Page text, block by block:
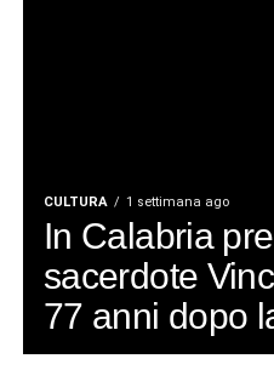
CULTURA 1 settimana ago
In Calabria
sacerdote
77 anni dopo